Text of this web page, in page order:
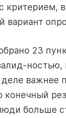
кри­терием,
вариант
23
важнее
конечный
больше